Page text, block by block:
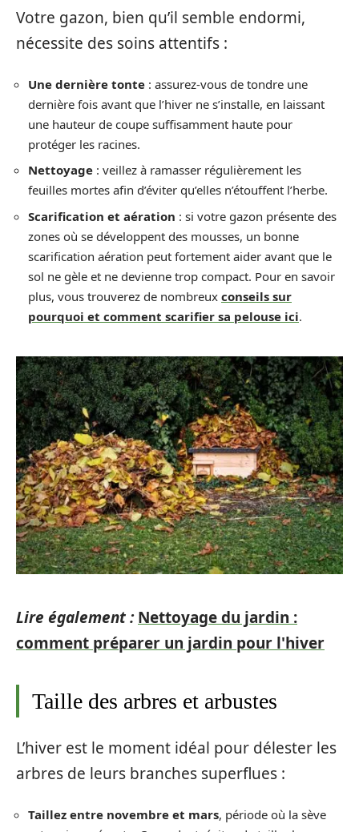
Votre gazon, bien qu’il semble endormi,
nécessite des soins attentifs :
Une dernière tonte : assurez-vous de tondre une
dernière fois avant que l’hiver ne s’installe, en laissant
une hauteur de coupe suffisamment haute pour
protéger les racines.
Nettoyage : veillez à ramasser régulièrement les
feuilles mortes afin d’éviter qu’elles n’étouffent l’herbe.
Scarification et aération : si votre gazon présente des
zones où se développent des mousses, un bonne
scarification aération peut fortement aider avant que le
sol ne gèle et ne devienne trop compact. Pour en savoir
plus, vous trouverez de nombreux conseils sur
pourquoi et comment scarifier sa pelouse ici.
Lire également : Nettoyage du jardin :
comment préparer un jardin pour l'hiver
Taille des arbres et arbustes
L’hiver est le moment idéal pour délester les
arbres de leurs branches superflues :
Taillez entre novembre et mars, période où la sève